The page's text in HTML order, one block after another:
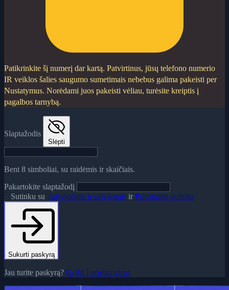
Patikrinkite šį numerį dar kartą. Patvirtinus, jūsų telefono numerio
IR veiklos šalies saugumo sumetimais nebebus galima pakeisti per
Nustatymus. Norėdami juos pakeisti vėliau, turėsite kreiptis į
pagalbos tarnybą.
Slaptažodis
Slėpti
Bent 8 simboliai, su raidėmis ir skaičiais.
Pakartokite slaptažodį
Sutinku su Taisyklėmis ir sąlygomis ir Privatumo politika
Sukurti paskyrą
Jau turite paskyrą? Grįžti į prisijungimą